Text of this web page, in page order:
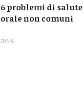
6 problemi di salute
orale non comuni
JUN 6